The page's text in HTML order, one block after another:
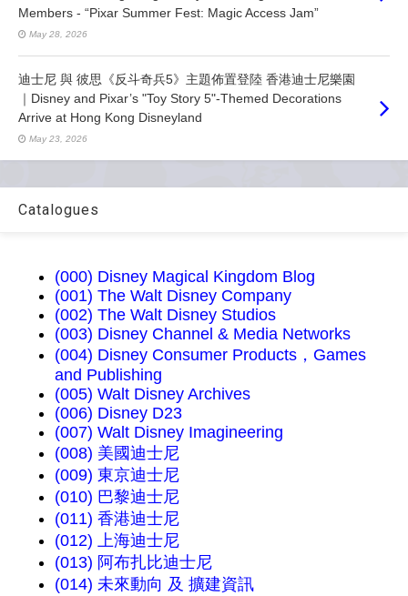
Members - “Pixar Summer Fest: Magic Access Jam”
May 28, 2026
迪士尼 與 彼思《反斗奇兵5》主題佈置登陸 香港迪士尼樂園
｜Disney and Pixar’s "Toy Story 5"-Themed Decorations
Arrive at Hong Kong Disneyland
May 23, 2026
Catalogues
(000) Disney Magical Kingdom Blog
(001) The Walt Disney Company
(002) The Walt Disney Studios
(003) Disney Channel & Media Networks
(004) Disney Consumer Products，Games
and Publishing
(005) Walt Disney Archives
(006) Disney D23
(007) Walt Disney Imagineering
(008) 美國迪士尼
(009) 東京迪士尼
(010) 巴黎迪士尼
(011) 香港迪士尼
(012) 上海迪士尼
(013) 阿布扎比迪士尼
(014) 未來動向 及 擴建資訊